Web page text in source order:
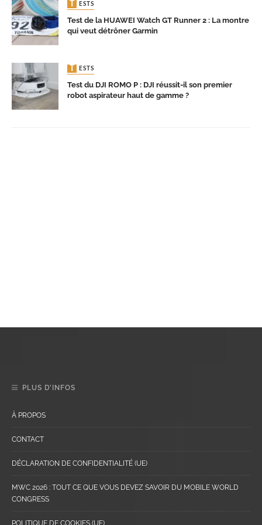
TESTS
Test de la HUAWEI Watch GT Runner 2 : La montre
qui veut détrôner Garmin
TESTS
Test du DJI ROMO P : DJI réussit-il son premier
robot aspirateur haut de gamme ?
PLUS D’INFOS
À PROPOS
CONTACT
DÉCLARATION DE CONFIDENTIALITÉ (UE)
MWC 2026 : TOUT CE QUE VOUS DEVEZ SAVOIR DU MOBILE WORLD
CONGRESS
POLITIQUE DE COOKIES (UE)